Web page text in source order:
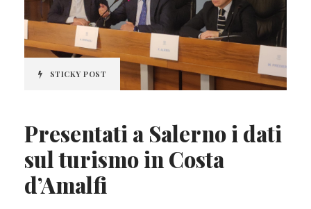
STICKY POST
Presentati a Salerno i dati
sul turismo in Costa
d’Amalfi